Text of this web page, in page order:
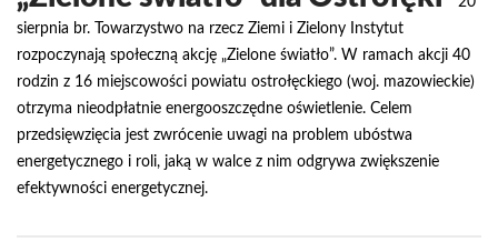
sierpnia br. Towarzystwo na rzecz Ziemi i Zielony Instytut
rozpoczynają społeczną akcję „Zielone światło”. W ramach akcji 40
rodzin z 16 miejscowości powiatu ostrołęckiego (woj. mazowieckie)
otrzyma nieodpłatnie energooszczędne oświetlenie. Celem
przedsięwzięcia jest zwrócenie uwagi na problem ubóstwa
energetycznego i roli, jaką w walce z nim odgrywa zwiększenie
efektywności energetycznej.